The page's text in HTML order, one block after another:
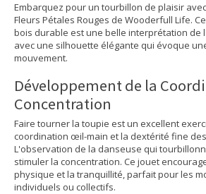
Embarquez pour un tourbillon de plaisir
Fleurs Pétales Rouges de Wooderfull Life.
bois durable est une belle interprétation de
avec une silhouette élégante qui évoque
mouvement.
Développement de la
Concentration
Faire tourner la toupie est un excellent
coordination œil-main et la dextérité fine
L'observation de la danseuse qui
stimuler la concentration. Ce jouet
physique et la tranquillité, parfait pour les
individuels ou collectifs.